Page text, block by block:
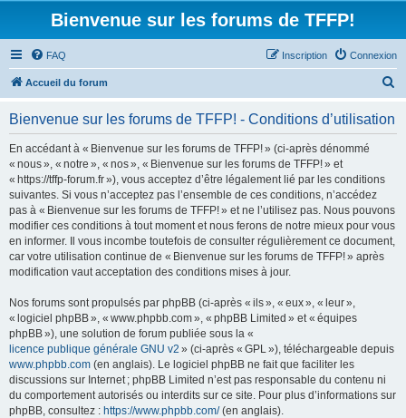
Bienvenue sur les forums de TFFP!
FAQ Connexion
Inscription
Accueil du forum
Bienvenue sur les forums de TFFP! - Conditions d’utilisation
En accédant à « Bienvenue sur les forums de TFFP! » (ci-après dénommé
« nous », « notre », « nos », « Bienvenue sur les forums de TFFP! » et
« https://tffp-forum.fr »), vous acceptez d’être légalement lié par les conditions
suivantes. Si vous n’acceptez pas l’ensemble de ces conditions, n’accédez
pas à « Bienvenue sur les forums de TFFP! » et ne l’utilisez pas. Nous pouvons
modifier ces conditions à tout moment et nous ferons de notre mieux pour vous
en informer. Il vous incombe toutefois de consulter régulièrement ce document,
car votre utilisation continue de « Bienvenue sur les forums de TFFP! » après
modification vaut acceptation des conditions mises à jour.
Nos forums sont propulsés par phpBB (ci-après « ils », « eux », « leur »,
« logiciel phpBB », « www.phpbb.com », « phpBB Limited » et « équipes
phpBB »), une solution de forum publiée sous la «
licence publique générale GNU v2 » (ci-après « GPL »), téléchargeable depuis
www.phpbb.com (en anglais). Le logiciel phpBB ne fait que faciliter les
discussions sur Internet ; phpBB Limited n’est pas responsable du contenu ni
du comportement autorisés ou interdits sur ce site. Pour plus d’informations sur
phpBB, consultez : https://www.phpbb.com/(en anglais).